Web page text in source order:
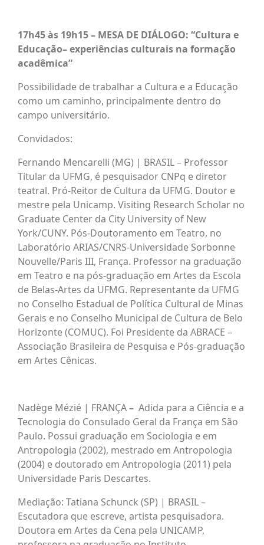
17h45 às 19h15 – MESA DE DIÁLOGO: “Cultura e
Educação– experiências culturais na formação
acadêmica”
Possibilidade de trabalhar a Cultura e a Educação
como um caminho, principalmente dentro do
campo universitário.
Convidados:
Fernando Mencarelli (MG) | BRASIL – Professor
Titular da UFMG, é pesquisador CNPq e diretor
teatral. Pró-Reitor de Cultura da UFMG. Doutor e
mestre pela Unicamp. Visiting Research Scholar no
Graduate Center da City University of New
York/CUNY. Pós-Doutoramento em Teatro, no
Laboratório ARIAS/CNRS-Universidade Sorbonne
Nouvelle/Paris III, França. Professor na graduação
em Teatro e na pós-graduação em Artes da Escola
de Belas-Artes da UFMG. Representante da UFMG
no Conselho Estadual de Política Cultural de Minas
Gerais e no Conselho Municipal de Cultura de Belo
Horizonte (COMUC). Foi Presidente da ABRACE –
Associação Brasileira de Pesquisa e Pós-graduação
em Artes Cênicas.
Nadège Mézié | FRANÇA– Adida para a Ciência e a
Tecnologia do Consulado Geral da França em São
Paulo. Possui graduação em Sociologia e em
Antropologia (2002), mestrado em Antropologia
(2004) e doutorado em Antropologia (2011) pela
Universidade Paris Descartes.​​
Mediação: Tatiana Schunck (SP) | BRASIL –
Escutadora que escreve, artista pesquisadora.
Doutora em Artes da Cena pela UNICAMP,